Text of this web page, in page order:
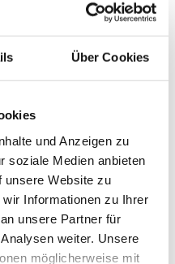
Über Cookies
und Anzeigen zu
soziale Medien anbieten
unsere Website zu
Informationen zu Ihrer
unsere Partner für
weiter. Unsere
möglicherweise mit
schlug er aus.
mit dem Bassisten
sich einen
In Brooklyn formierte
man in einer neuen Welt
und zwar in einer sehr
leben in der Welt von
in der alle Körper
Da möchte